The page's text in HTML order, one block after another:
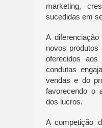
marketing,
sucedidas em
A
novos
oferecidos
condutas
vendas e do
favorecendo o
dos lucros.
A competição